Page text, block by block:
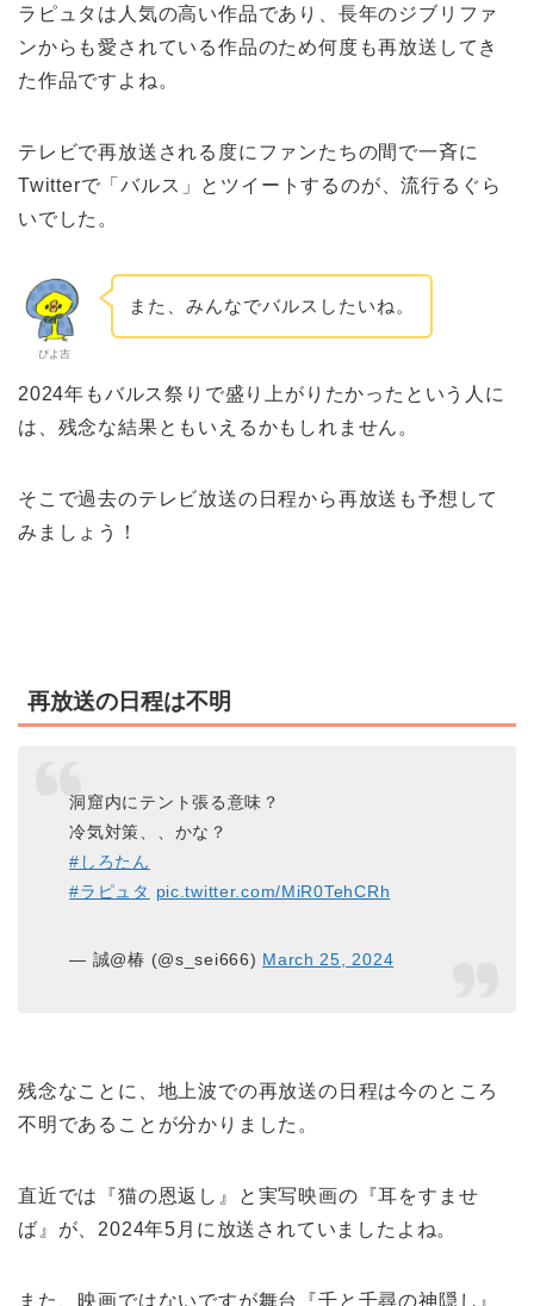
ラピュタは人気の高い作品であり、長年のジブリファ
ンからも愛されている作品のため何度も再放送してき
た作品ですよね。
テレビで再放送される度にファンたちの間で一斉に
Twitterで「バルス」とツイートするのが、流行るぐら
いでした。
ぴよ吉
また、みんなでバルスしたいね。
2024年もバルス祭りで盛り上がりたかったという人に
は、残念な結果ともいえるかもしれません。
そこで過去のテレビ放送の日程から再放送も予想して
みましょう！
再放送の日程は不明
洞窟内にテント張る意味？
冷気対策、、かな？
#しろたん
#ラピュタ pic.twitter.com/MiR0TehCRh
— 誠@椿 (@s_sei666) March 25, 2024
残念なことに、地上波での再放送の日程は今のところ
不明であることが分かりました。
直近では『猫の恩返し』と実写映画の『耳をすませ
ば』が、2024年5月に放送されていましたよね。
また、映画ではないですが舞台『千と千尋の神隠し』